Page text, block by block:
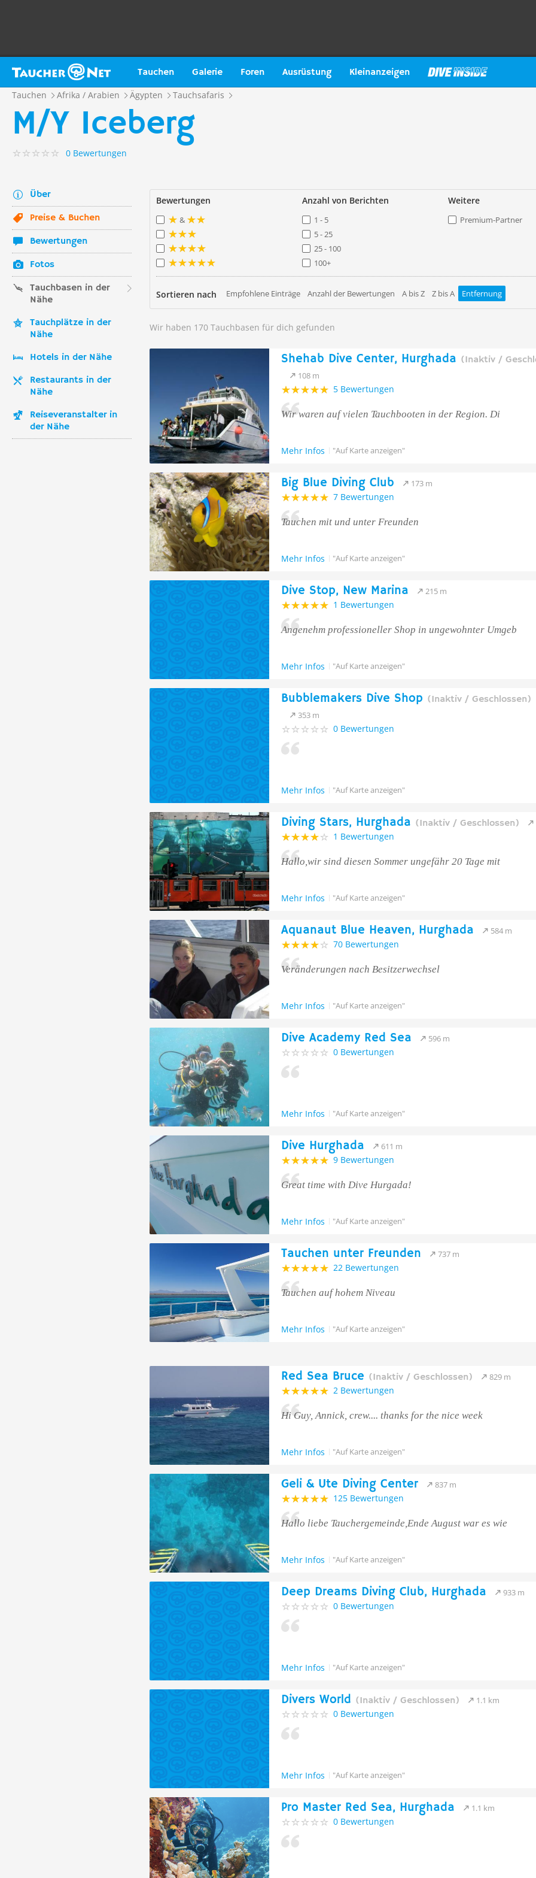
Tauchen Galerie Foren Ausrüstung Kleinanzeigen
Tauchen Afrika / Arabien Ägypten Tauchsafaris
M/Y Iceberg
0 Bewertungen
Über
Preise & Buchen
Bewertungen
Fotos
Tauchbasen in der
Nähe
Tauchplätze in der
Nähe
Hotels in der Nähe
Restaurants in der
Nähe
Reiseveranstalter in
der Nähe
Bewertungen
&
Anzahl von Berichten
1 - 5
5 - 25
25 - 100
100+
Weitere
Premium-Partner
Sortieren nach Empfohlene Einträge Anzahl der Bewertungen A bis Z Z bis A Entfernung
Wir haben 170 Tauchbasen für dich gefunden
Shehab Dive Center, Hurghada (Inaktiv /
108 m
5 Bewertungen
Wir waren auf vielen Tauchbooten in der Region. Di
Mehr Infos "Auf Karte anzeigen"
Big Blue Diving Club 173 m
7 Bewertungen
Tauchen mit und unter Freunden
Mehr Infos "Auf Karte anzeigen"
Dive Stop, New Marina 215 m
1 Bewertungen
Angenehm professioneller Shop in ungewohnter Umgeb
Mehr Infos "Auf Karte anzeigen"
Bubblemakers Dive Shop (Inaktiv / Geschlossen)
353 m
0 Bewertungen
Mehr Infos "Auf Karte anzeigen"
Diving Stars, Hurghada (Inaktiv / Geschlossen)
1 Bewertungen
Hallo,wir sind diesen Sommer ungefähr 20 Tage mit
Mehr Infos "Auf Karte anzeigen"
Aquanaut Blue Heaven, Hurghada 584 m
70 Bewertungen
Veränderungen nach Besitzerwechsel
Mehr Infos "Auf Karte anzeigen"
Dive Academy Red Sea 596 m
0 Bewertungen
Mehr Infos "Auf Karte anzeigen"
Dive Hurghada 611 m
9 Bewertungen
Great time with Dive Hurgada!
Mehr Infos "Auf Karte anzeigen"
Tauchen unter Freunden 737 m
22 Bewertungen
Tauchen auf hohem Niveau
Mehr Infos "Auf Karte anzeigen"
Red Sea Bruce (Inaktiv / Geschlossen) 829 m
2 Bewertungen
Hi Guy, Annick, crew.... thanks for the nice week
Mehr Infos "Auf Karte anzeigen"
Geli & Ute Diving Center 837 m
125 Bewertungen
Hallo liebe Tauchergemeinde,Ende August war es wie
Mehr Infos "Auf Karte anzeigen"
Deep Dreams Diving Club, Hurghada 933 m
0 Bewertungen
Mehr Infos "Auf Karte anzeigen"
Divers World (Inaktiv / Geschlossen) 1.1 km
0 Bewertungen
Mehr Infos "Auf Karte anzeigen"
Pro Master Red Sea, Hurghada 1.1 km
0 Bewertungen